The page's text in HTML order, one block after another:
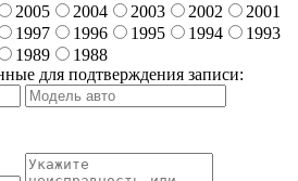
2005 2004 2003 2002
2001
1997 1996 1995 1994
1993
1989
1988
для подтверждения записи: